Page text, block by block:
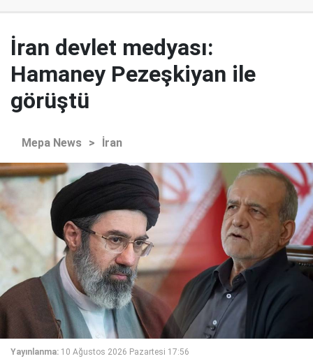
İran devlet medyası:
Hamaney Pezeşkiyan ile
görüştü
Mepa News > İran
Yayınlanma: 10 Ağustos 2026 Pazartesi 17:56